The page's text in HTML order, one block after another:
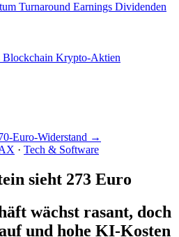
Turnaround Earnings Dividenden
Blockchain Krypto-Aktien
Euro-Widerstand →
· Tech & Software
sieht 273 Euro
wächst rasant, doch
und hohe KI-Kosten